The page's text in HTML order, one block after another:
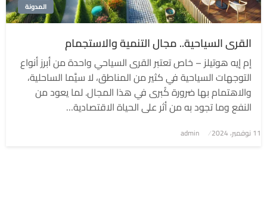
المدونة
القرى السياحية.. مجال التنمية والاستجمام
إم إيه هوتيلز – خاص تعتبر القرى السياحي واحدة من أبرز أنواع
التوجهات السياحية في كثير من المناطق، لا سيَّما الساحلية،
والاهتمام بها ضرورة كُبرى في هذا المجال. لما يعود من
النفع وما تجود به من أثر على الحياة الاقتصادية…
نُشر
11 نوفمبر، 2024 admin